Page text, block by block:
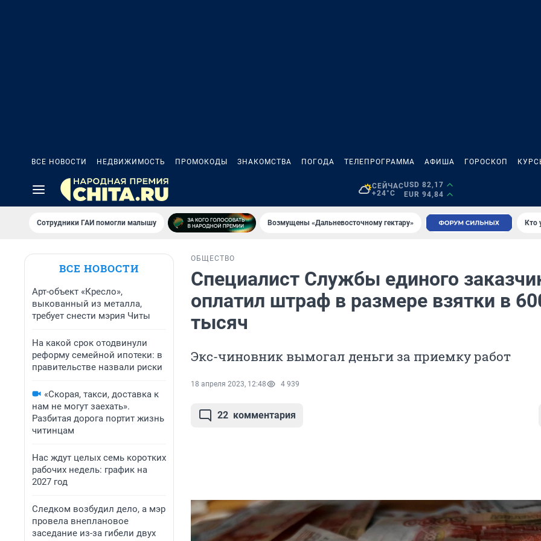
ВСЕ НОВОСТИ НЕДВИЖИМОСТЬ ПРОМОКОДЫ ЗНАКОМСТВА ПОГОДА ТЕЛЕПРОГРАММА АФИША ГОРОСКОП
СЕЙЧАС
+24°C
USD 82,17
EUR 94,84
Сотрудники ГАИ помогли малышу Возмущены «Дальневосточному гектару» Кто
ВСЕ НОВОСТИ
Арт-объект «Кресло»,
выкованный из металла,
требует снести мэрия Читы
На какой срок отодвинули
реформу семейной ипотеки: в
правительстве назвали риски
«Скорая, такси, доставка к
нам не могут заехать».
Разбитая дорога портит жизнь
читинцам
Нас ждут целых семь коротких
рабочих недель: график на
2027 год
Следком возбудил дело, а мэр
провела внеплановое
заседание из-за гибели двух
ОБЩЕСТВО
Специалист Службы единого
оплатил штраф в размере взятки в
тысяч
Экс-чиновник вымогал деньги за приемку работ
18 апреля 2023, 12:48 4 939
22 комментария